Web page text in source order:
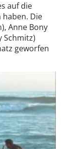
auf die
haben. Die
Anne Bony
Schmitz)
geworfen